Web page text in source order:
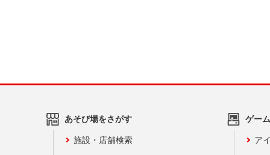
あそび場をさがす
施設・店舗検索
ゲー
ア